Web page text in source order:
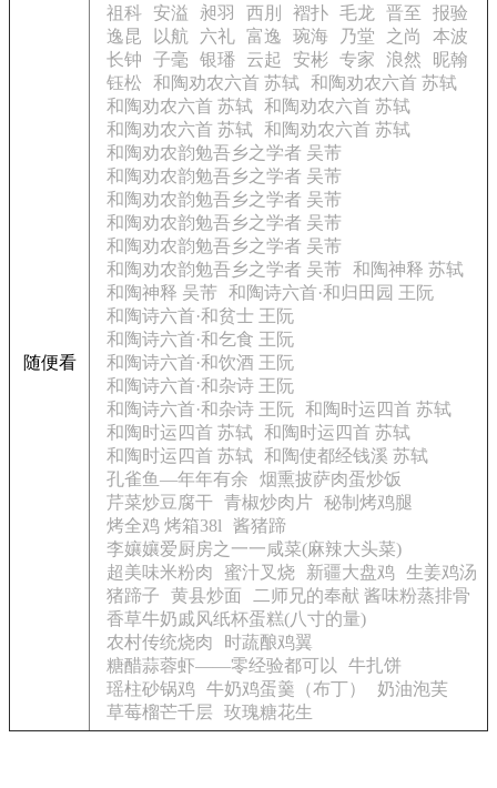
随便看
祖科 安溢 昶羽 西刖 褶扑 毛龙 晋至
报验
逸昆
以航 六礼 富逸 琬海 乃堂 之尚
本波
长钟
子毫 银璠 云起 安彬 专家 浪然
昵翰
钰松
和陶劝农六首 苏轼 和陶劝农六首 苏轼
和陶劝农六首 苏轼 和陶劝农六首 苏轼
和陶劝农六首 苏轼 和陶劝农六首 苏轼
和陶劝农韵勉吾乡之学者 吴芾
和陶劝农韵勉吾乡之学者 吴芾
和陶劝农韵勉吾乡之学者 吴芾
和陶劝农韵勉吾乡之学者 吴芾
和陶劝农韵勉吾乡之学者 吴芾
和陶劝农韵勉吾乡之学者 吴芾
和陶神释 苏轼
和陶神释 吴芾
和陶诗六首·和归田园 王阮
和陶诗六首·和贫士 王阮
和陶诗六首·和乞食 王阮
和陶诗六首·和饮酒 王阮
和陶诗六首·和杂诗 王阮
和陶诗六首·和杂诗 王阮 和陶时运四首 苏轼
和陶时运四首 苏轼 和陶时运四首 苏轼
和陶时运四首 苏轼 和陶使都经钱溪 苏轼
孔雀鱼—年年有余
烟熏披萨肉蛋炒饭
芹菜炒豆腐干 青椒炒肉片 秘制烤鸡腿
烤全鸡 烤箱38l
酱猪蹄
李孃孃爱厨房之一一咸菜(麻辣大头菜)
超美味米粉肉
蜜汁叉烧 新疆大盘鸡 生姜鸡汤
猪蹄子
黄县炒面
二师兄的奉献 酱味粉蒸排骨
香草牛奶戚风纸杯蛋糕(八寸的量)
农村传统烧肉
时蔬酿鸡翼
糖醋蒜蓉虾——零经验都可以
牛扎饼
瑶柱砂锅鸡 牛奶鸡蛋羹（布丁）
奶油泡芙
草莓榴芒千层
玫瑰糖花生